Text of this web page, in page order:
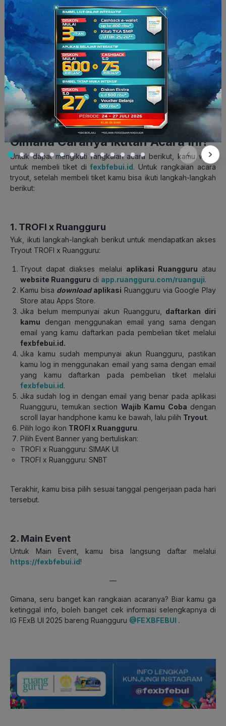
dalam memajukan pendidikan Indonesia. Untuk itu, Ruangguru
memberikan wadah bagi para siswa/i yang sedang
mempersiapkan diri dalam menghadapi SNBT untuk mengikuti
tryout yang berkolaborasi dengan salah satu perguruan tinggi
negeri terbaik Indonesia yaitu UI.
Selain mendapatkanexperience
dengan tryout bersama
Ruangguru, user juga bisa mengikuti rangkaian acara FExB UI
lainnya dimana dapat menumbuhkan semangat untuk
melanjutkan pendidikan yang lebih tinggi.
Gimana Caranya Ikutan Acara Ini?
Untuk dapat mengikuti rangkaian acara berikut, kamu wajib
untuk membeli tiket difexbfebui.id. Untuk rangkaian acara
tryout, setelah membeli tiket kamu bisa ikuti langkah-langkah
berikut:
1. TROFI x Ruangguru
Yuk, ikuti langkah-langkah berikut untuk mendapatkan akses
Tryout TROFI x Ruangguru:
Tryout dapat diakses melalui aplikasi Ruangguru atau
website Ruangguru di app.ruangguru.com/ruanguji.
Kamu bisa downloadaplikasi Ruangguru via Google Play
Store atau Apps Store.
Jika belum mempunyai akun Ruangguru, daftarkan diri
kamu
dengan menggunakan email yang sama dengan
email yang kamu daftarkan pada pembelian tiket melalui
fexbfebui.id.
Jika kamu sudah mempunyai akun Ruangguru, pastikan
kamu log in menggunakan email yang sama dengan email
yang kamu daftarkan pada pembelian tiket melalui
fexbfebui.id.
Jika sudah log in dengan email yang benar pada aplikasi
Ruangguru, temukan section Wajib Kamu Coba dengan
scroll layar handphone kamu ke bawah, lalu pilih Tryout.
Pilih logo ikon TROFI x Ruangguru.
Pilih Event Banner yang bertuliskan:
TROFI x Ruangguru: SIMAK UI
TROFI x Ruangguru: SNBT
Terakhir, kamu bisa pilih sesuai tanggal pengerjaan pada hari
tersebut.
2. Main Event
Untuk Main Event, kamu bisa langsung daftar melalui
https://fexbfebui.id!
—
Gimana, seru banget kan rangkaian acaranya? Biar kamu ga
ketinggal info, boleh banget cek informasi selengkapnya di
IG FExB UI 2025 bareng Ruangguru @FEXBFEBUI .